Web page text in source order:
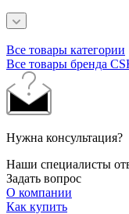
Все товары категории
Все товары бренда
Нужна консультация?
Наши специалисты
Задать вопрос
О компании
Как купить